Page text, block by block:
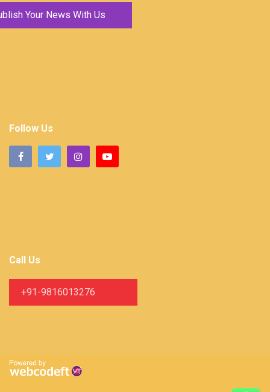
Your News With Us
Follow Us
Call Us
+91-9816013276